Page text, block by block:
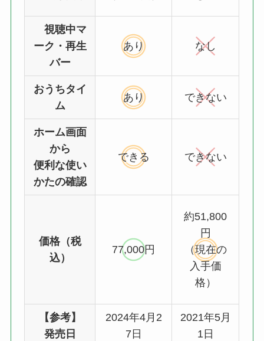
視聴中マ
ーク・再生
バー
あり なし
おうちタイ
ム
あり できない
ホーム画面
から
便利な使い
かたの確認
できる できない
価格（税
込）
77,000円
約51,800
円
（現在の
入手価
格）
【参考】
発売日
2024年4月2
7日
2021年5月
1日